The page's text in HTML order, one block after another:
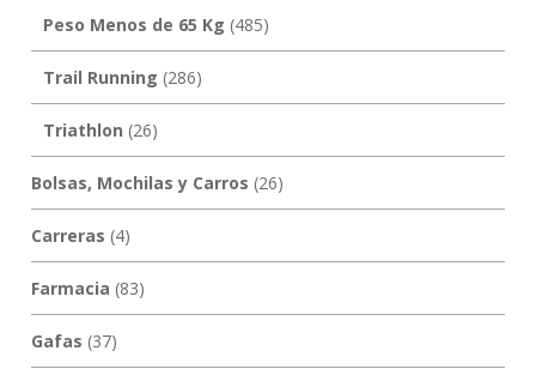
Peso Menos de 65 Kg (485)
Trail Running (286)
Triathlon (26)
Bolsas, Mochilas y Carros (26)
Carreras (4)
Farmacia (83)
Gafas (37)